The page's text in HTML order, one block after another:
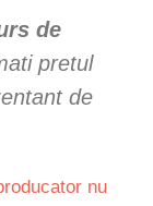
de
pretul
de
nu